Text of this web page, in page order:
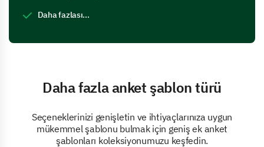
Daha fazlası...
Daha fazla anket şablon türü
Seçeneklerinizi genişletin ve ihtiyaçlarınıza uygun
mükemmel şablonu bulmak için geniş ek anket
şablonları koleksiyonumuzu keşfedin.